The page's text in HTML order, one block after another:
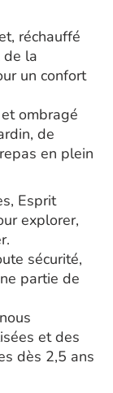
réchauffé
de la
un confort
ombragé
de
en plein
Esprit
explorer,
sécurité,
partie de
et des
dès 2,5 ans